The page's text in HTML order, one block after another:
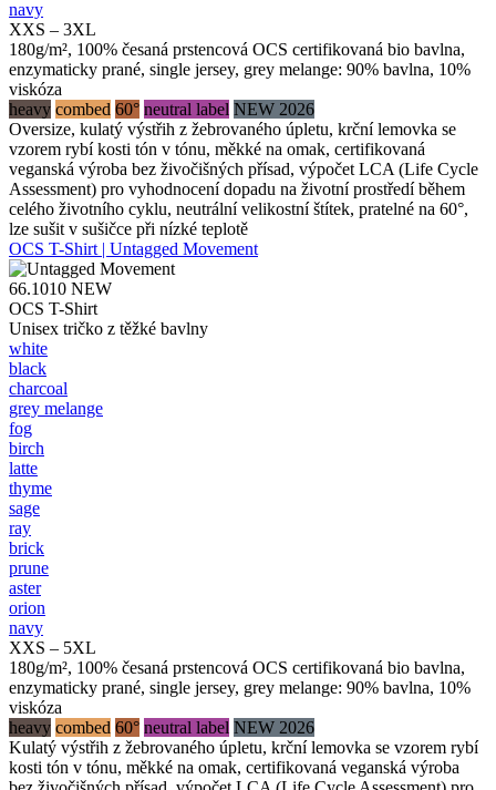
navy
XXS – 3XL
180g/m², 100% česaná prstencová OCS certifikovaná bio bavlna,
enzymaticky prané, single jersey, grey melange: 90% bavlna, 10%
viskóza
heavy combed 60° neutral label NEW 2026
Oversize, kulatý výstřih z žebrovaného úpletu, krční lemovka se
vzorem rybí kosti tón v tónu, měkké na omak, certifikovaná
veganská výroba bez živočišných přísad, výpočet LCA (Life Cycle
Assessment) pro vyhodnocení dopadu na životní prostředí během
celého životního cyklu, neutrální velikostní štítek, pratelné na 60°,
lze sušit v sušičce při nízké teplotě
OCS T-Shirt | Untagged Movement
66.1010 NEW
OCS T-Shirt
Unisex tričko z těžké bavlny
white
black
charcoal
grey melange
fog
birch
latte
thyme
sage
ray
brick
prune
aster
orion
navy
XXS – 5XL
180g/m², 100% česaná prstencová OCS certifikovaná bio bavlna,
enzymaticky prané, single jersey, grey melange: 90% bavlna, 10%
viskóza
heavy combed 60° neutral label NEW 2026
Kulatý výstřih z žebrovaného úpletu, krční lemovka se vzorem rybí
kosti tón v tónu, měkké na omak, certifikovaná veganská výroba